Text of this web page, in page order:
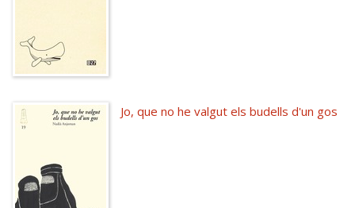
Jo, que no he valgut els budells d'un gos